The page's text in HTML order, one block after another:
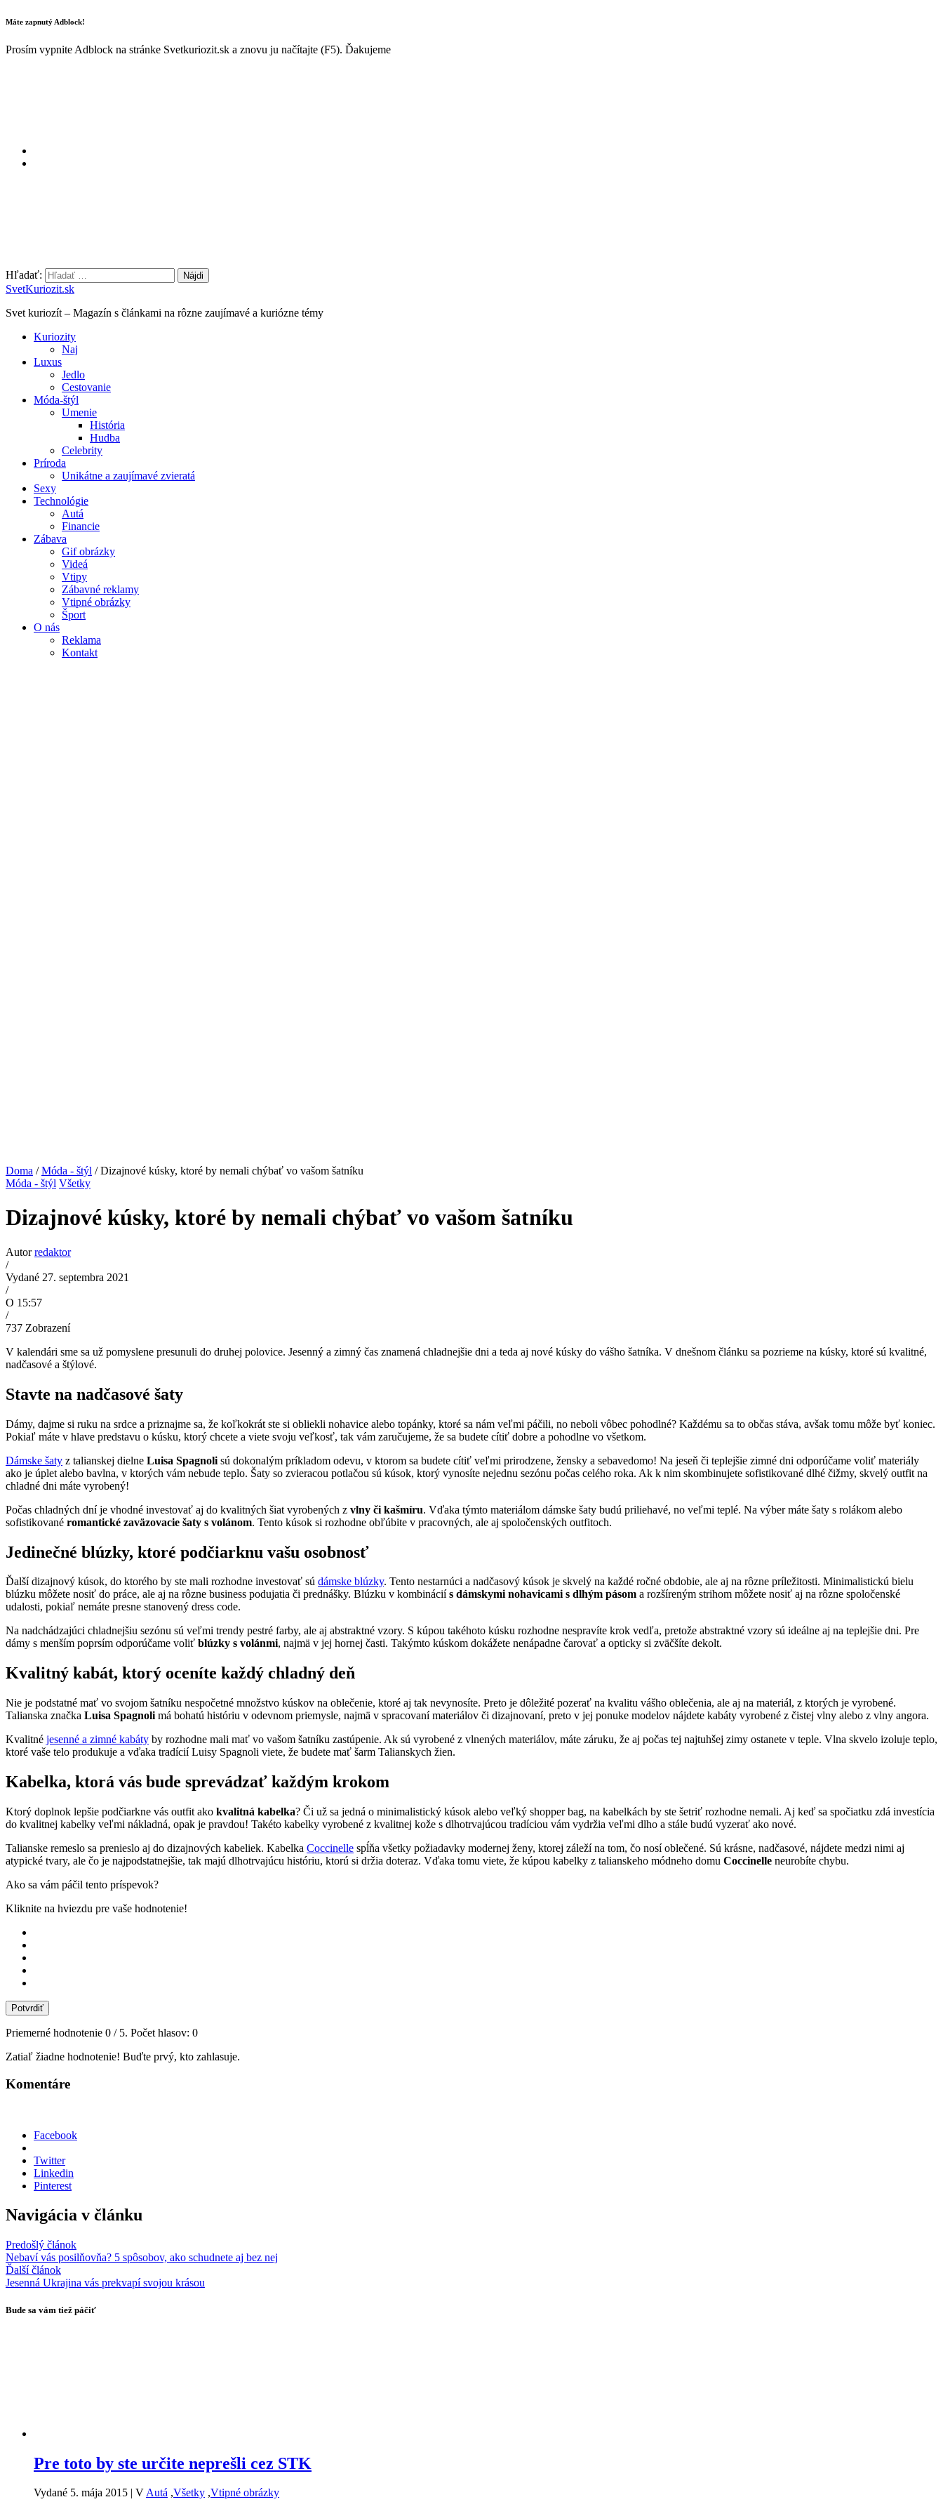
Máte zapnutý Adblock!
Prosím vypnite Adblock na stránke Svetkuriozit.sk a znovu ju načítajte (F5). Ďakujeme
Hľadať:
SvetKuriozit.sk
Svet kuriozít – Magazín s článkami na rôzne zaujímavé a kuriózne témy
Kuriozity
Naj
Luxus
Jedlo
Cestovanie
Móda-štýl
Umenie
História
Hudba
Celebrity
Príroda
Unikátne a zaujímavé zvieratá
Sexy
Technológie
Autá
Financie
Zábava
Gif obrázky
Videá
Vtipy
Zábavné reklamy
Vtipné obrázky
Šport
O nás
Reklama
Kontakt
Doma /Móda - štýl / Dizajnové kúsky, ktoré by nemali chýbať vo vašom šatníku
Móda - štýl Všetky
Dizajnové kúsky, ktoré by nemali chýbať vo vašom šatníku
Autorredaktor
/
Vydané 27. septembra 2021
/
O 15:57
/
737 Zobrazení
V kalendári sme sa už pomyslene presunuli do druhej polovice. Jesenný a zimný čas znamená chladnejšie dni a teda aj nové kúsky do vášho šatníka. V dnešnom článku sa pozrieme na kúsky, ktoré sú kvalitné,
nadčasové a štýlové.
Stavte na nadčasové šaty
Dámy, dajme si ruku na srdce a priznajme sa, že koľkokrát ste si obliekli nohavice alebo topánky, ktoré sa nám veľmi páčili, no neboli vôbec pohodlné? Každému sa to občas stáva, avšak tomu môže byť koniec.
Pokiaľ máte v hlave predstavu o kúsku, ktorý chcete a viete svoju veľkosť, tak vám zaručujeme, že sa budete cítiť dobre a pohodlne vo všetkom.
Dámske šaty z talianskej dielne Luisa Spagnoli sú dokonalým príkladom odevu, v ktorom sa budete cítiť veľmi prirodzene, žensky a sebavedomo! Na jeseň či teplejšie zimné dni odporúčame voliť materiály
ako je úplet alebo bavlna, v ktorých vám nebude teplo. Šaty so zvieracou potlačou sú kúsok, ktorý vynosíte nejednu sezónu počas celého roka. Ak k nim skombinujete sofistikované dlhé čižmy, skvelý outfit na
chladné dni máte vyrobený!
Počas chladných dní je vhodné investovať aj do kvalitných šiat vyrobených z vlny či kašmíru. Vďaka týmto materiálom dámske šaty budú priliehavé, no veľmi teplé. Na výber máte šaty s rolákom alebo
sofistikované romantické zaväzovacie šaty s volánom. Tento kúsok si rozhodne obľúbite v pracovných, ale aj spoločenských outfitoch.
Jedinečné blúzky, ktoré podčiarknu vašu osobnosť
Ďalší dizajnový kúsok, do ktorého by ste mali rozhodne investovať sú dámske blúzky. Tento nestarnúci a nadčasový kúsok je skvelý na každé ročné obdobie, ale aj na rôzne príležitosti. Minimalistickú bielu
blúzku môžete nosiť do práce, ale aj na rôzne business podujatia či prednášky. Blúzku v kombináciís dámskymi nohavicami s dlhým pásom a rozšíreným strihom môžete nosiť aj na rôzne spoločenské
udalosti, pokiaľ nemáte presne stanovený dress code.
Na nadchádzajúci chladnejšiu sezónu sú veľmi trendy pestré farby, ale aj abstraktné vzory. S kúpou takéhoto kúsku rozhodne nespravíte krok vedľa, pretože abstraktné vzory sú ideálne aj na teplejšie dni. Pre
dámy s menším poprsím odporúčame voliť blúzky s volánmi, najmä v jej hornej časti. Takýmto kúskom dokážete nenápadne čarovať a opticky si zväčšíte dekolt.
Kvalitný kabát, ktorý oceníte každý chladný deň
Nie je podstatné mať vo svojom šatníku nespočetné množstvo kúskov na oblečenie, ktoré aj tak nevynosíte. Preto je dôležité pozerať na kvalitu vášho oblečenia, ale aj na materiál, z ktorých je vyrobené.
Talianska značka Luisa Spagnoli má bohatú históriu v odevnom priemysle, najmä v spracovaní materiálov či dizajnovaní, preto v jej ponuke modelov nájdete kabáty vyrobené z čistej vlny alebo z vlny angora.
Kvalitné jesenné a zimné kabáty by rozhodne mali mať vo vašom šatníku zastúpenie. Ak sú vyrobené z vlnených materiálov, máte záruku, že aj počas tej najtuhšej zimy ostanete v teple. Vlna skvelo izoluje teplo,
ktoré vaše telo produkuje a vďaka tradícií Luisy Spagnoli viete, že budete mať šarm Talianskych žien.
Kabelka, ktorá vás bude sprevádzať každým krokom
Ktorý doplnok lepšie podčiarkne vás outfit ako kvalitná kabelka? Či už sa jedná o minimalistický kúsok alebo veľký shopper bag, na kabelkách by ste šetriť rozhodne nemali. Aj keď sa spočiatku zdá investícia
do kvalitnej kabelky veľmi nákladná, opak je pravdou! Takéto kabelky vyrobené z kvalitnej kože s dlhotrvajúcou tradíciou vám vydržia veľmi dlho a stále budú vyzerať ako nové.
Talianske remeslo sa prenieslo aj do dizajnových kabeliek. Kabelka Coccinelle spĺňa všetky požiadavky modernej ženy, ktorej záleží na tom, čo nosí oblečené. Sú krásne, nadčasové, nájdete medzi nimi aj
atypické tvary, ale čo je najpodstatnejšie, tak majú dlhotrvajúcu históriu, ktorú si držia doteraz. Vďaka tomu viete, že kúpou kabelky z talianskeho módneho domu Coccinelle neurobíte chybu.
Ako sa vám páčil tento príspevok?
Kliknite na hviezdu pre vaše hodnotenie!
Potvrdiť
Priemerné hodnotenie 0 / 5. Počet hlasov: 0
Zatiaľ žiadne hodnotenie! Buďte prvý, kto zahlasuje.
Komentáre
Facebook
Twitter
Linkedin
Pinterest
Navigácia v článku
Predošlý článok
Nebaví vás posilňovňa? 5 spôsobov, ako schudnete aj bez nej
Ďalší článok
Jesenná Ukrajina vás prekvapí svojou krásou
Bude sa vám tiež páčiť
Pre toto by ste určite neprešli cez STK
Vydané 5. mája 2015 VAutá ,Všetky ,Vtipné obrázky